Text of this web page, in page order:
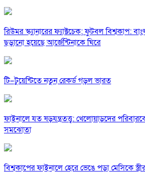
রিউমর স্ক্যানারের ফ্যাক্টচেক; ফুটবল বিশ্বকাপ:
ছড়ানো হয়েছে আর্জেন্টিনাকে ঘিরে
টি–টুয়েন্টিতে নতুন রেকর্ড গড়ল ভারত
ফাইনালে যত ষড়যন্ত্রতত্ত্ব: খেলোয়াড়দের
সমঝোতা
বিশ্বকাপের ফাইনালে হেরে ভেঙে পড়া মেসিকে